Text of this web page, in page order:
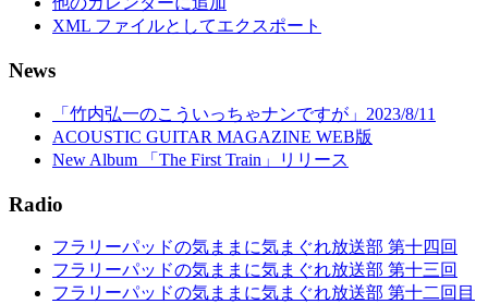
XML ファイルとしてエクスポート
News
「竹内弘一のこういっちゃナンですが」2023/8/11
ACOUSTIC GUITAR MAGAZINE WEB版
New Album 「The First Train」リリース
Radio
フラリーパッドの気ままに気まぐれ放送部 第十四回
フラリーパッドの気ままに気まぐれ放送部 第十三回
フラリーパッドの気ままに気まぐれ放送部 第十二回目